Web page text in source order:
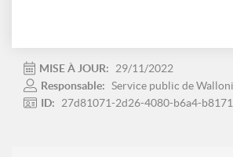
MISE À JOUR:
29/11/2022
Responsable: Service public de
ID:
27d81071-2d26-4080-b6a4-